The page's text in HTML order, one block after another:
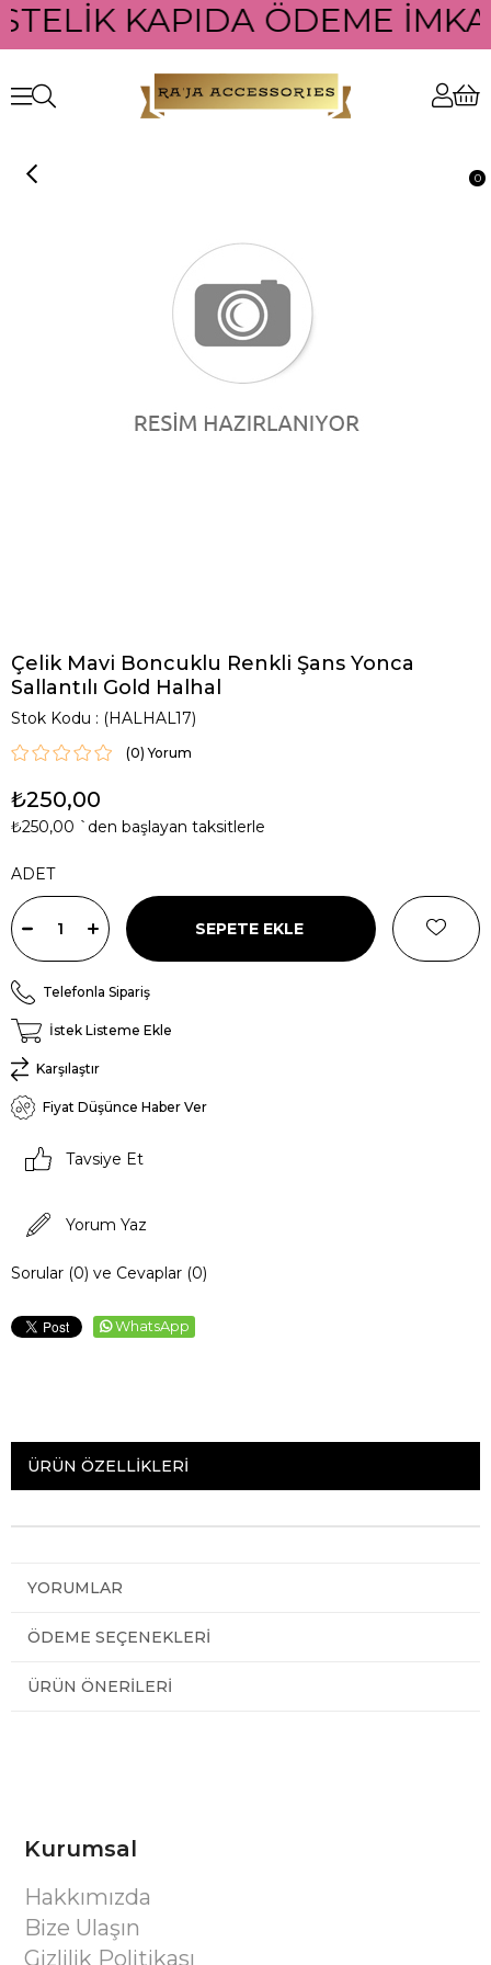
KAPIDA ÖDEME
0
Çelik Mavi Boncuklu Renkli Şans Yonca
Sallantılı Gold Halhal
Stok Kodu (HALHAL17)
(0)
₺250,00
₺250,00 `den başlayan taksitlerle
ADET
Telefonla Sipariş
İstek Listeme Ekle
Karşılaştır
Fiyat Düşünce Haber Ver
Tavsiye Et
Yorum Yaz
Sorular (0) ve Cevaplar (0)
WhatsApp
ÜRÜN ÖZELLIKLERI
YORUMLAR
ÖDEME SEÇENEKLERI
ÜRÜN ÖNERILERI
Kurumsal
Hakkımızda
Bize Ulaşın
Gizlilik Politikası